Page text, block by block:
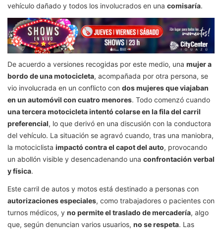
vehículo dañado y todos los involucrados en una comisaría.
De acuerdo a versiones recogidas por este medio, una mujer a
bordo de una motocicleta, acompañada por otra persona, se
vio involucrada en un conflicto con dos mujeres que viajaban
en un automóvil con cuatro menores. Todo comenzó cuando
una tercera motocicleta intentó colarse en la fila del carril
preferencial, lo que derivó en una discusión con la conductora
del vehículo. La situación se agravó cuando, tras una maniobra,
la motociclista impactó contra el capot del auto, provocando
un abollón visible y desencadenando una confrontación verbal
y física.
Este carril de autos y motos está destinado a personas con
autorizaciones especiales, como trabajadores o pacientes con
turnos médicos, y no permite el traslado de mercadería, algo
que, según denuncian varios usuarios, no se respeta. Las